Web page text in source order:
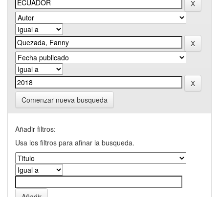
Comenzar nueva busqueda
Añadir filtros:
Usa los filtros para afinar la busqueda.